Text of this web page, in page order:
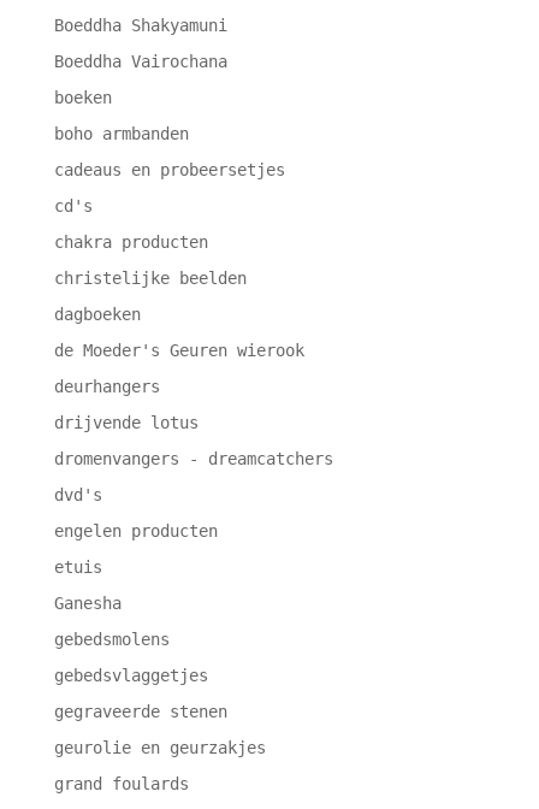
Boeddha Shakyamuni
Boeddha Vairochana
boeken
boho armbanden
cadeaus en probeersetjes
cd's
chakra producten
christelijke beelden
dagboeken
de Moeder's Geuren wierook
deurhangers
drijvende lotus
dromenvangers - dreamcatchers
dvd's
engelen producten
etuis
Ganesha
gebedsmolens
gebedsvlaggetjes
gegraveerde stenen
geurolie en geurzakjes
grand foulards